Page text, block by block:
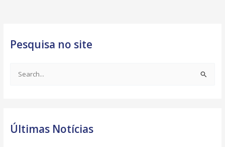
Pesquisa no site
cÚltimas Notícias